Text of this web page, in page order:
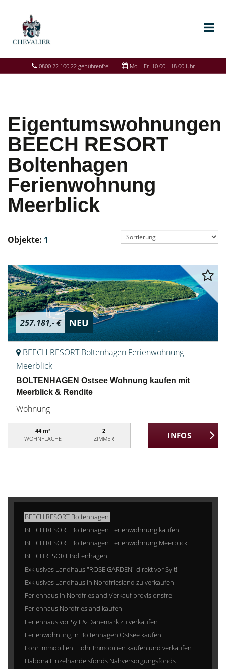
0800 22 100 22 gebührenfrei Mo. - Fr. 10.00 - 18.00 Uhr
Eigentumswohnungen
BEECH RESORT
Boltenhagen
Ferienwohnung
Meerblick
Objekte: 1
257.181,- € NEU
BEECH RESORT Boltenhagen Ferienwohnung
Meerblick
BOLTENHAGEN Ostsee Wohnung kaufen mit
Meerblick & Rendite
Wohnung
44 m²
WOHNFLÄCHE
2
ZIMMER
BEECH RESORT Boltenhagen
BEECH RESORT Boltenhagen Ferienwohnung kaufen
BEECH RESORT Boltenhagen Ferienwohnung Meerblick
BEECHRESORT Boltenhagen
Exklusives Landhaus "ROSE GARDEN" direkt vor Sylt!
Exklusives Landhaus in Nordfriesland zu verkaufen
Ferienhaus in Nordfriesland Verkauf provisionsfrei
Ferienhaus Nordfriesland kaufen
Ferienhaus vor Sylt & Dänemark zu verkaufen
Ferienwohnung in Boltenhagen Ostsee kaufen
Föhr Immobilien Föhr Immobilien kaufen und verkaufen
Habona Einzelhandelsfonds Nahversorgungsfonds